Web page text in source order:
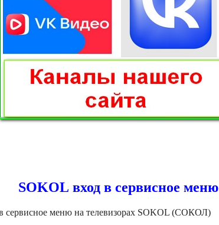
SOKOL вход в сервисное меню
сервисное меню на телевизорах SOKOL (СОКОЛ)